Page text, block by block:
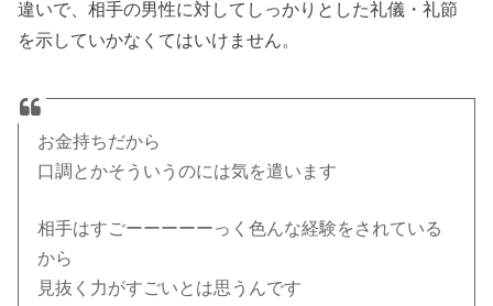
違いで、相手の男性に対してしっかりとした礼儀・礼節
を示していかなくてはいけません。
お金持ちだから
口調とかそういうのには気を遣います
相手はすごーーーーーっく色んな経験をされている
から
見抜く力がすごいとは思うんです